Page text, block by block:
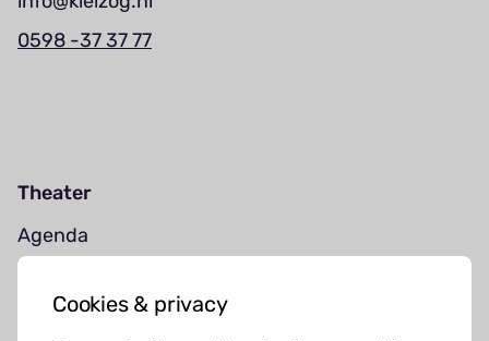
Cookies & privacy
0598 -37 37 77
Theater
Agenda